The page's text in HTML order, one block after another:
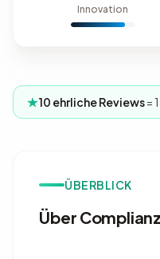
Innovation
10 ehrliche Reviews=
ÜBERBLICK
Über Complianz